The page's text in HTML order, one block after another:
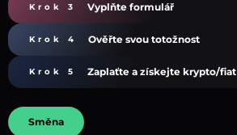
Krok 3 Vyplňte formulář
Krok 4 Ověřte svou totožnost
Krok 5 Zaplaťte a získejte krypto/fiat
Směna